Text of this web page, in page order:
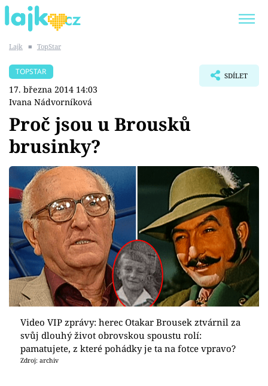
SHOPAHOLICADEL
Témata
Showbyznys
Youtubeři
Virály
Sex a vztahy
Videa
Sledujte prima+
Přihlášení
Lajk ■ TopStar
TOPSTAR
17. března 2014 14:03
Ivana Nádvorníková
SDÍLET
Proč jsou u Brousků
brusinky?
Video VIP zprávy: herec Otakar Brousek ztvárnil za
svůj dlouhý život obrovskou spoustu rolí:
pamatujete, z které pohádky je ta na fotce vpravo?
Zdroj: archiv